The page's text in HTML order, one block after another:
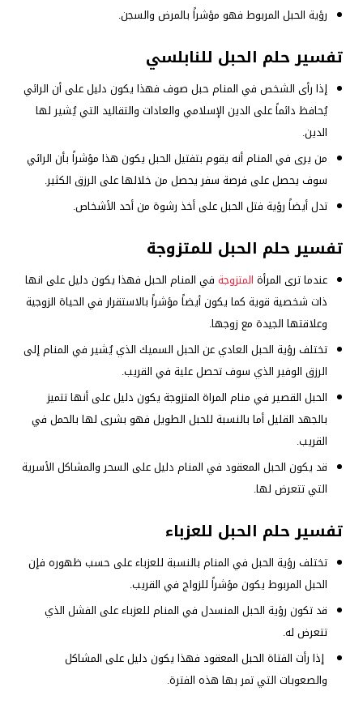
رؤية الحبل المربوط فهو مؤشراً بالمرض والسجن.
تفسير حلم الحبل للنابلسي
إذا رأى الشخص في المنام حبل صوف فهذا يكون دليل على أن الرائي
يُحافظ دائماً على الدين الإسلامي والعادات والتقاليد التي يُشير لها
الدين.
من يرى في المنام أنه يقوم بتفتيل الحبل يكون هذا مؤشراً بأن الرائي
سوف يحصل على فرصة سفر يحصل من خلالها على الرزق الكثير.
تدل أيضاً رؤية فتل الحبل على أخذ رشوة من أحد الأشخاص.
تفسير حلم الحبل للمتزوجة
عندما ترى المرأة المتزوجة في المنام الحبل فهذا يكون دليل على انها
ذات شخصية قوية كما يكون أيضاً مؤشراً بالاستقرار في الحياة الزوجية
وعلاقتها الجيدة مع زوجها.
تختلف رؤية الحبل العادي عن الحبل السميك الذي يُشير في المنام إلى
الرزق الوفير الذي سوف تحصل علية في القريب.
الحبل القصير في منام المراة المتزوجة يكون دليل على أنها تتميز
بالجهد القليل أما بالنسبة للحبل الطويل فهو بشرى لها بالحمل في
القريب.
قد يكون الحبل المعقود في المنام دليل على السحر والمشاكل الأسرية
التي تتعرض لها.
تفسير حلم الحبل للعزباء
تختلف رؤية الحبل في المنام بالنسبة للعزباء على حسب ظهوره فإن
الحبل المربوط يكون مؤشراً للزواج في القريب.
قد تكون رؤية الحبل المنسدل في المنام للعزباء على الفشل الذي
تتعرض له.
إذا رأت الفتاة الحبل المعقود فهذا يكون دليل على المشاكل
والصعوبات التي تمر بها هذه الفترة.